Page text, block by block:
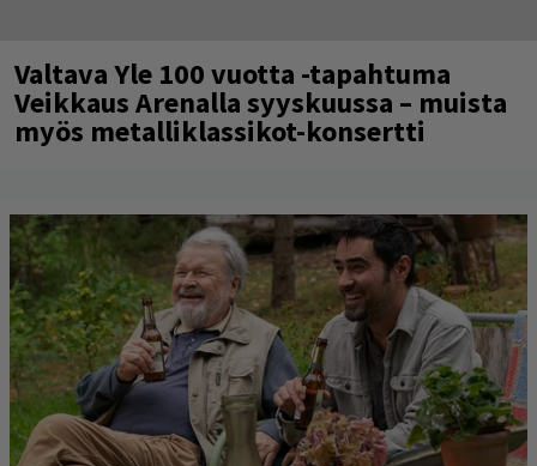
Valtava Yle 100 vuotta -tapahtuma
Veikkaus Arenalla syyskuussa – muista
myös metalliklassikot-konsertti